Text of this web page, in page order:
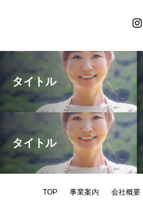
タイトル
タイトル
TOP 事業案内 会社概要